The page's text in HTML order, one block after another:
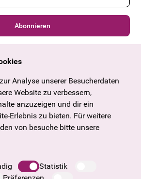
Abonnieren
Wien
Tirol
Vorarlberg
Burgenland
Salzburg
Analyse unserer Besucherdaten
Website zu verbessern,
anzuzeigen und dir ein
Erlebnis zu bieten. Für weitere
von besuche bitte unsere
Statistik